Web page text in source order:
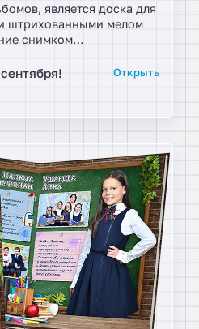
является доска для
штрихованными мелом
снимком
к договору. На
портрет
или погрудном портрете.
Открыть